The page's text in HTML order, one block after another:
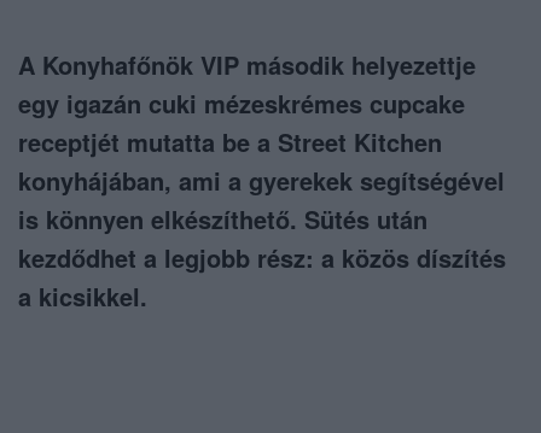
A Konyhafőnök VIP második helyezettje
egy igazán cuki mézeskrémes cupcake
receptjét mutatta be a Street Kitchen
konyhájában, ami a gyerekek segítségével
is könnyen elkészíthető. Sütés után
kezdődhet a legjobb rész: a közös díszítés
a kicsikkel.